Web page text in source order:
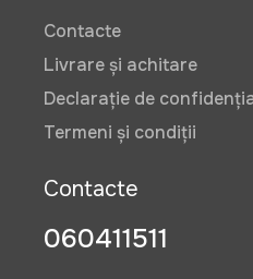
Contacte
Livrare și achitare
Declarație de
Termeni și condiții
Contacte
060411511